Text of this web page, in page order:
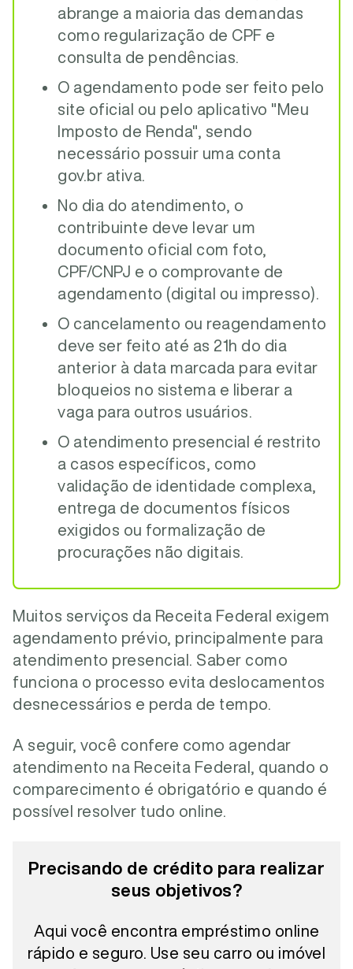
abrange a maioria das demandas
como regularização de CPF e
consulta de pendências.
O agendamento pode ser feito pelo
site oficial ou pelo aplicativo "Meu
Imposto de Renda", sendo
necessário possuir uma conta
gov.br ativa.
No dia do atendimento, o
contribuinte deve levar um
documento oficial com foto,
CPF/CNPJ e o comprovante de
agendamento (digital ou impresso).
O cancelamento ou reagendamento
deve ser feito até as 21h do dia
anterior à data marcada para evitar
bloqueios no sistema e liberar a
vaga para outros usuários.
O atendimento presencial é restrito
a casos específicos, como
validação de identidade complexa,
entrega de documentos físicos
exigidos ou formalização de
procurações não digitais.
Muitos serviços da Receita Federal exigem
agendamento prévio, principalmente para
atendimento presencial. Saber como
funciona o processo evita deslocamentos
desnecessários e perda de tempo.
A seguir, você confere como agendar
atendimento na Receita Federal, quando o
comparecimento é obrigatório e quando é
possível resolver tudo online.
Precisando de crédito para realizar
seus objetivos?
Aqui você encontra empréstimo online
rápido e seguro. Use seu carro ou imóvel